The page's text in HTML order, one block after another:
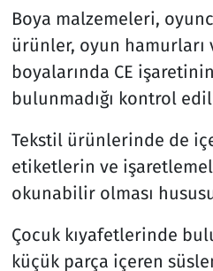
Boya malzemeleri,
ürünler, oyun hamurları
boyalarında CE
bulunmadığı kontrol
Tekstil ürünlerinde de
etiketlerin ve
okunabilir olması
Çocuk kıyafetlerinde
küçük parça içeren